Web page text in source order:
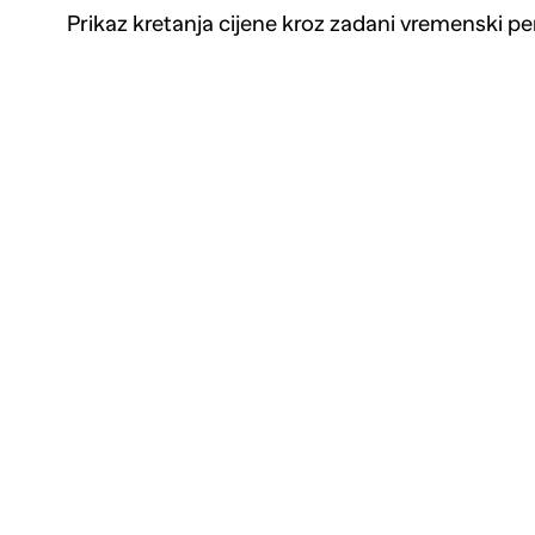
Prikaz kretanja cijene kroz zadani vremenski